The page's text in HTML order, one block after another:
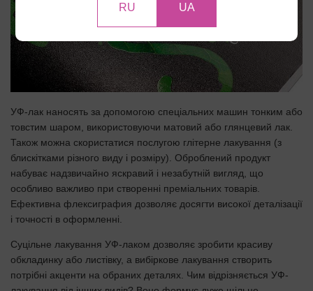
УФ-лак наносять за допомогою спеціальних машин тонким або
товстим шаром, використовуючи матовий або глянцевий лак.
Також можна скористатися послугою глітерне лакування (з
блискітками різного виду і розміру). Оброблений продукт
набуває надзвичайно яскравий і незабутній вигляд, що
особливо важливо при створенні преміальних товарів.
Ефективна флексиграфия дозволяє досягти високої деталізації
і точності в оформленні.
Суцільне лакування УФ-лаком дозволяє зробити красиву
обкладинку або листівку, а вибіркове лакування створить
потрібні акценти на обраних деталях. Чим відрізняється УФ-
RU UA